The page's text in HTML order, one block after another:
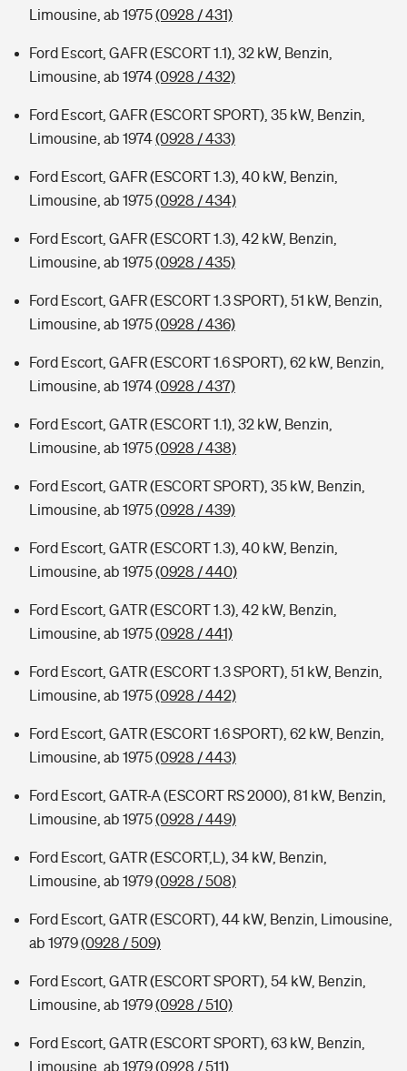
Limousine, ab 1975(0928 / 431)
Ford Escort, GAFR (ESCORT 1.1), 32 kW, Benzin,
Limousine, ab 1974(0928 / 432)
Ford Escort, GAFR (ESCORT SPORT), 35 kW, Benzin,
Limousine, ab 1974(0928 / 433)
Ford Escort, GAFR (ESCORT 1.3), 40 kW, Benzin,
Limousine, ab 1975(0928 / 434)
Ford Escort, GAFR (ESCORT 1.3), 42 kW, Benzin,
Limousine, ab 1975(0928 / 435)
Ford Escort, GAFR (ESCORT 1.3 SPORT), 51 kW, Benzin,
Limousine, ab 1975(0928 / 436)
Ford Escort, GAFR (ESCORT 1.6 SPORT), 62 kW, Benzin,
Limousine, ab 1974(0928 / 437)
Ford Escort, GATR (ESCORT 1.1), 32 kW, Benzin,
Limousine, ab 1975(0928 / 438)
Ford Escort, GATR (ESCORT SPORT), 35 kW, Benzin,
Limousine, ab 1975(0928 / 439)
Ford Escort, GATR (ESCORT 1.3), 40 kW, Benzin,
Limousine, ab 1975(0928 / 440)
Ford Escort, GATR (ESCORT 1.3), 42 kW, Benzin,
Limousine, ab 1975(0928 / 441)
Ford Escort, GATR (ESCORT 1.3 SPORT), 51 kW, Benzin,
Limousine, ab 1975(0928 / 442)
Ford Escort, GATR (ESCORT 1.6 SPORT), 62 kW, Benzin,
Limousine, ab 1975(0928 / 443)
Ford Escort, GATR-A (ESCORT RS 2000), 81 kW, Benzin,
Limousine, ab 1975(0928 / 449)
Ford Escort, GATR (ESCORT,L), 34 kW, Benzin,
Limousine, ab 1979(0928 / 508)
Ford Escort, GATR (ESCORT), 44 kW, Benzin, Limousine,
ab 1979(0928 / 509)
Ford Escort, GATR (ESCORT SPORT), 54 kW, Benzin,
Limousine, ab 1979(0928 / 510)
Ford Escort, GATR (ESCORT SPORT), 63 kW, Benzin,
Limousine, ab 1979(0928 / 511)